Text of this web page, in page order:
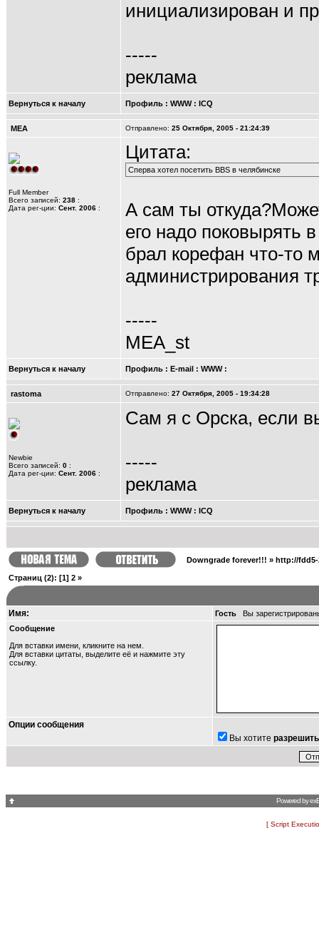
инициализирован и
-----
реклама
Вернуться к началу Профиль : WWW: ICQ
MEA Отправлено: 25 Октября, 2005 - 21:24:39
Full Member
Всего записей: 238 :
Дата рег-ции: Сент. 2006 :
Цитата:
Сперва хотел посетить BBS в челябинске
А сам ты
его надо поковырять
брал корефан что-то
администрирования
-----
MEA_st
Вернуться к началу Профиль : E-mail : WWW:
rastoma Отправлено: 27 Октября, 2005 - 19:34:28
Newbie
Всего записей: 0 :
Дата рег-ции: Сент. 2006 :
Сам я с Орска, если
-----
реклама
Вернуться к началу Профиль : WWW: ICQ
Downgrade forever!!! » http://fdd5-
Страниц (2): [1] 2 »
Имя: Гость
Вы
Сообщение
Для вставки имени, кликните на нем.
Для вставки цитаты, выделите её и нажмите эту
ссылку.
Опции сообщения
Вы хотите разрешить
Powered by
[ Script